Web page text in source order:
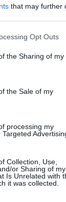
that may further
app uses
usage
Google and its
specified
Opt Outs
the Sharing of my
the Sale of my
processing my
Collection, Use,
or Sharing of my
Is Unrelated with
it was collected.
Canadair DHC-
δεν θα